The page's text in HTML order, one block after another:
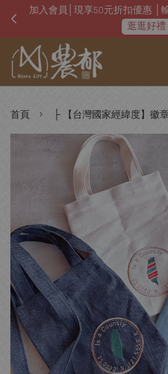
加入會員│現享50元折扣優惠 │
逛逛好禮
首頁 › ├ 【台灣國家經緯度】徽